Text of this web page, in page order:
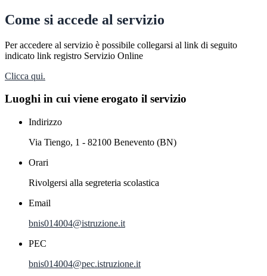
Come si accede al servizio
Per accedere al servizio è possibile collegarsi al link di seguito
indicato link registro Servizio Online
Clicca qui.
Luoghi in cui viene erogato il servizio
Indirizzo
Via Tiengo, 1 - 82100 Benevento (BN)
Orari
Rivolgersi alla segreteria scolastica
Email
bnis014004@istruzione.it
PEC
bnis014004@pec.istruzione.it